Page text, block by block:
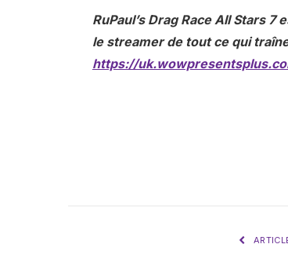
RuPaul’s Drag Race All Stars
le streamer de tout ce qui
https://